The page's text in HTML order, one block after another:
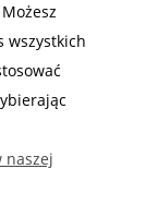
wszystkich
naszej